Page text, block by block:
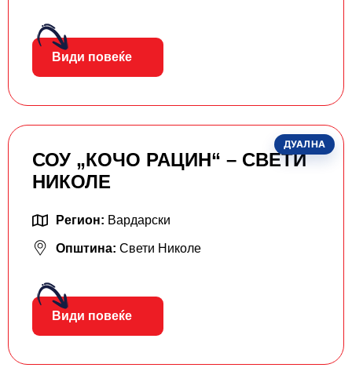
Види повеќе
ДУАЛНА
СОУ „КОЧО РАЦИН“ – СВЕТИ
НИКОЛЕ
Регион: Вардарски
Општина: Свети Николе
Види повеќе